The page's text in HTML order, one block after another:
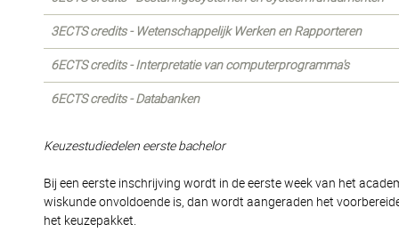
3ECTS credits - Wetenschappelijk Werken en Rapporteren
6ECTS credits - Interpretatie van computerprogramma's
6ECTS credits - Databanken
Keuzestudiedelen eerste bachelor
Bij een eerste inschrijving wordt in de eerste week van het
wiskunde onvoldoende is, dan wordt aangeraden het
het keuzepakket.